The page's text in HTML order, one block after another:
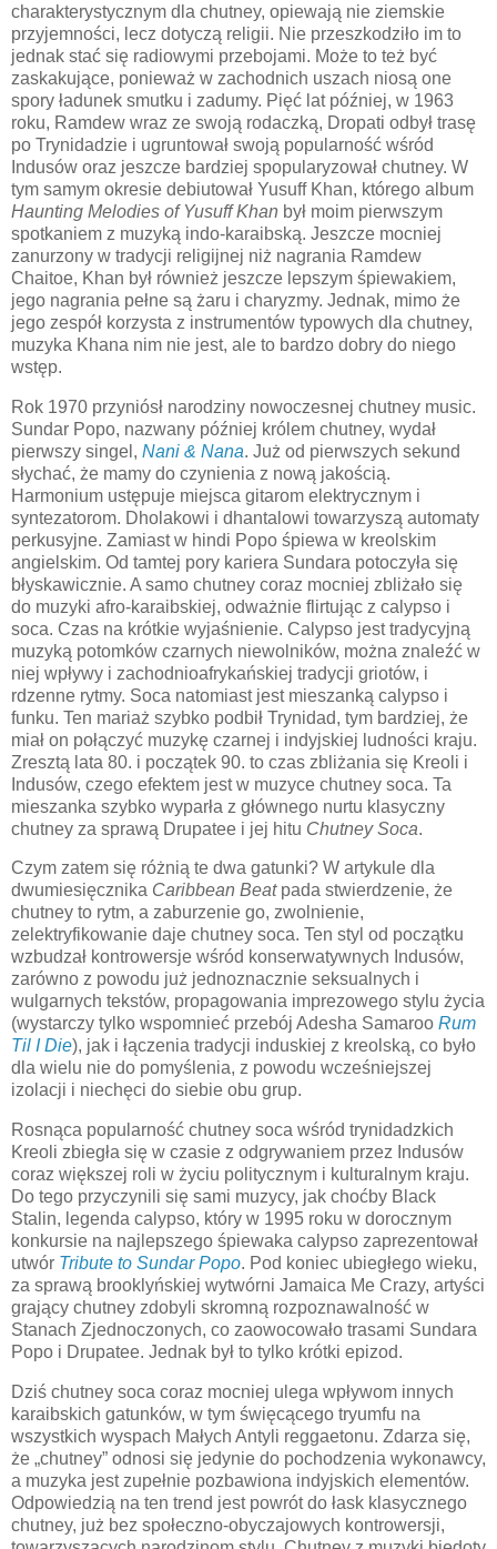
charakterystycznym dla chutney, opiewają nie ziemskie
przyjemności, lecz dotyczą religii. Nie przeszkodziło im to
jednak stać się radiowymi przebojami. Może to też być
zaskakujące, ponieważ w zachodnich uszach niosą one
spory ładunek smutku i zadumy. Pięć lat później, w 1963
roku, Ramdew wraz ze swoją rodaczką, Dropati odbył trasę
po Trynidadzie i ugruntował swoją popularność wśród
Indusów oraz jeszcze bardziej spopularyzował chutney. W
tym samym okresie debiutował Yusuff Khan, którego album
Haunting Melodies of Yusuff Khan był moim pierwszym
spotkaniem z muzyką indo-karaibską. Jeszcze mocniej
zanurzony w tradycji religijnej niż nagrania Ramdew
Chaitoe, Khan był również jeszcze lepszym śpiewakiem,
jego nagrania pełne są żaru i charyzmy. Jednak, mimo że
jego zespół korzysta z instrumentów typowych dla chutney,
muzyka Khana nim nie jest, ale to bardzo dobry do niego
wstęp.
Rok 1970 przyniósł narodziny nowoczesnej chutney music.
Sundar Popo, nazwany później królem chutney, wydał
pierwszy singel, Nani & Nana. Już od pierwszych sekund
słychać, że mamy do czynienia z nową jakością.
Harmonium ustępuje miejsca gitarom elektrycznym i
syntezatorom. Dholakowi i dhantalowi towarzyszą automaty
perkusyjne. Zamiast w hindi Popo śpiewa w kreolskim
angielskim. Od tamtej pory kariera Sundara potoczyła się
błyskawicznie. A samo chutney coraz mocniej zbliżało się
do muzyki afro-karaibskiej, odważnie flirtując z calypso i
soca. Czas na krótkie wyjaśnienie. Calypso jest tradycyjną
muzyką potomków czarnych niewolników, można znaleźć w
niej wpływy i zachodnioafrykańskiej tradycji griotów, i
rdzenne rytmy. Soca natomiast jest mieszanką calypso i
funku. Ten mariaż szybko podbił Trynidad, tym bardziej, że
miał on połączyć muzykę czarnej i indyjskiej ludności kraju.
Zresztą lata 80. i początek 90. to czas zbliżania się Kreoli i
Indusów, czego efektem jest w muzyce chutney soca. Ta
mieszanka szybko wyparła z głównego nurtu klasyczny
chutney za sprawą Drupatee i jej hitu Chutney Soca.
Czym zatem się różnią te dwa gatunki? W artykule dla
dwumiesięcznika Caribbean Beatpada stwierdzenie, że
chutney to rytm, a zaburzenie go, zwolnienie,
zelektryfikowanie daje chutney soca. Ten styl od początku
wzbudzał kontrowersje wśród konserwatywnych Indusów,
zarówno z powodu już jednoznacznie seksualnych i
wulgarnych tekstów, propagowania imprezowego stylu życia
(wystarczy tylko wspomnieć przebój Adesha Samaroo Rum
Til I Die), jak i łączenia tradycji induskiej z kreolską, co było
dla wielu nie do pomyślenia, z powodu wcześniejszej
izolacji i niechęci do siebie obu grup.
Rosnąca popularność chutney soca wśród trynidadzkich
Kreoli zbiegła się w czasie z odgrywaniem przez Indusów
coraz większej roli w życiu politycznym i kulturalnym kraju.
Do tego przyczynili się sami muzycy, jak choćby Black
Stalin, legenda calypso, który w 1995 roku w dorocznym
konkursie na najlepszego śpiewaka calypso zaprezentował
utwór Tribute to Sundar Popo. Pod koniec ubiegłego wieku,
za sprawą brooklyńskiej wytwórni Jamaica Me Crazy, artyści
grający chutney zdobyli skromną rozpoznawalność w
Stanach Zjednoczonych, co zaowocowało trasami Sundara
Popo i Drupatee. Jednak był to tylko krótki epizod.
Dziś chutney soca coraz mocniej ulega wpływom innych
karaibskich gatunków, w tym święcącego tryumfu na
wszystkich wyspach Małych Antyli reggaetonu. Zdarza się,
że „chutney” odnosi się jedynie do pochodzenia wykonawcy,
a muzyka jest zupełnie pozbawiona indyjskich elementów.
Odpowiedzią na ten trend jest powrót do łask klasycznego
chutney, już bez społeczno-obyczajowych kontrowersji,